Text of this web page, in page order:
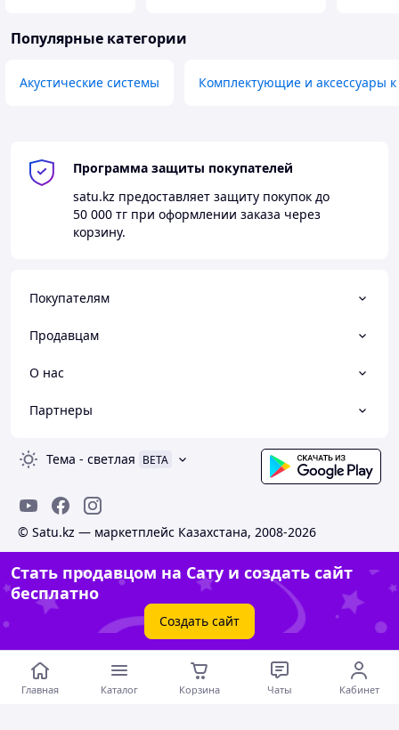
Популярные категории
Акустические системы Комплектующие и аксессуары
Программа защиты покупателей
satu.kz предоставляет защиту покупок до
50 000 тг при оформлении заказа через
корзину.
Покупателям
Продавцам
О нас
Партнеры
Тема - светлая BETA
© Satu.kz — маркетплейс Казахстана, 2008-2026
Стать продавцом на Сату и создать сайт
бесплатно
Создать сайт
Главная Каталог Корзина Чаты Кабинет